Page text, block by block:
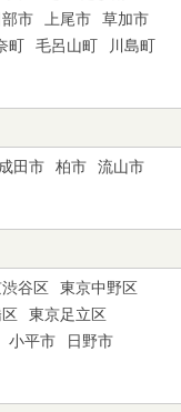
市 上尾市
草加市
町 毛呂山町
川島町
成田市 柏市
流山市
谷区
東京中野区
東京足立区
小平市
日野市